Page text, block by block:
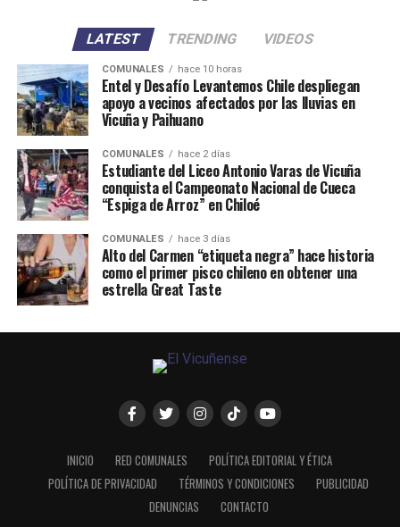
LATEST TRENDING VIDEOS
COMUNALES hace 10 horas
Entel y Desafío Levantemos Chile despliegan
apoyo a vecinos afectados por las lluvias en
Vicuña y Paihuano
COMUNALES hace 2 días
Estudiante del Liceo Antonio Varas de Vicuña
conquista el Campeonato Nacional de Cueca
“Espiga de Arroz” en Chiloé
COMUNALES hace 3 días
Alto del Carmen “etiqueta negra” hace historia
como el primer pisco chileno en obtener una
estrella Great Taste
INICIO RED COMUNALES
POLÍTICA EDITORIAL Y ÉTICA
POLÍTICA DE PRIVACIDAD
TÉRMINOS Y CONDICIONES
PUBLICIDAD
DENUNCIAS
CONTACTO